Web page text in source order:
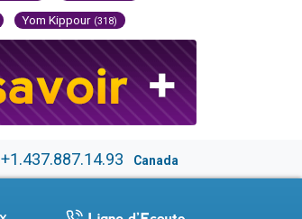
Yom Kippour (318)
+1.437.887.14.93 Canada